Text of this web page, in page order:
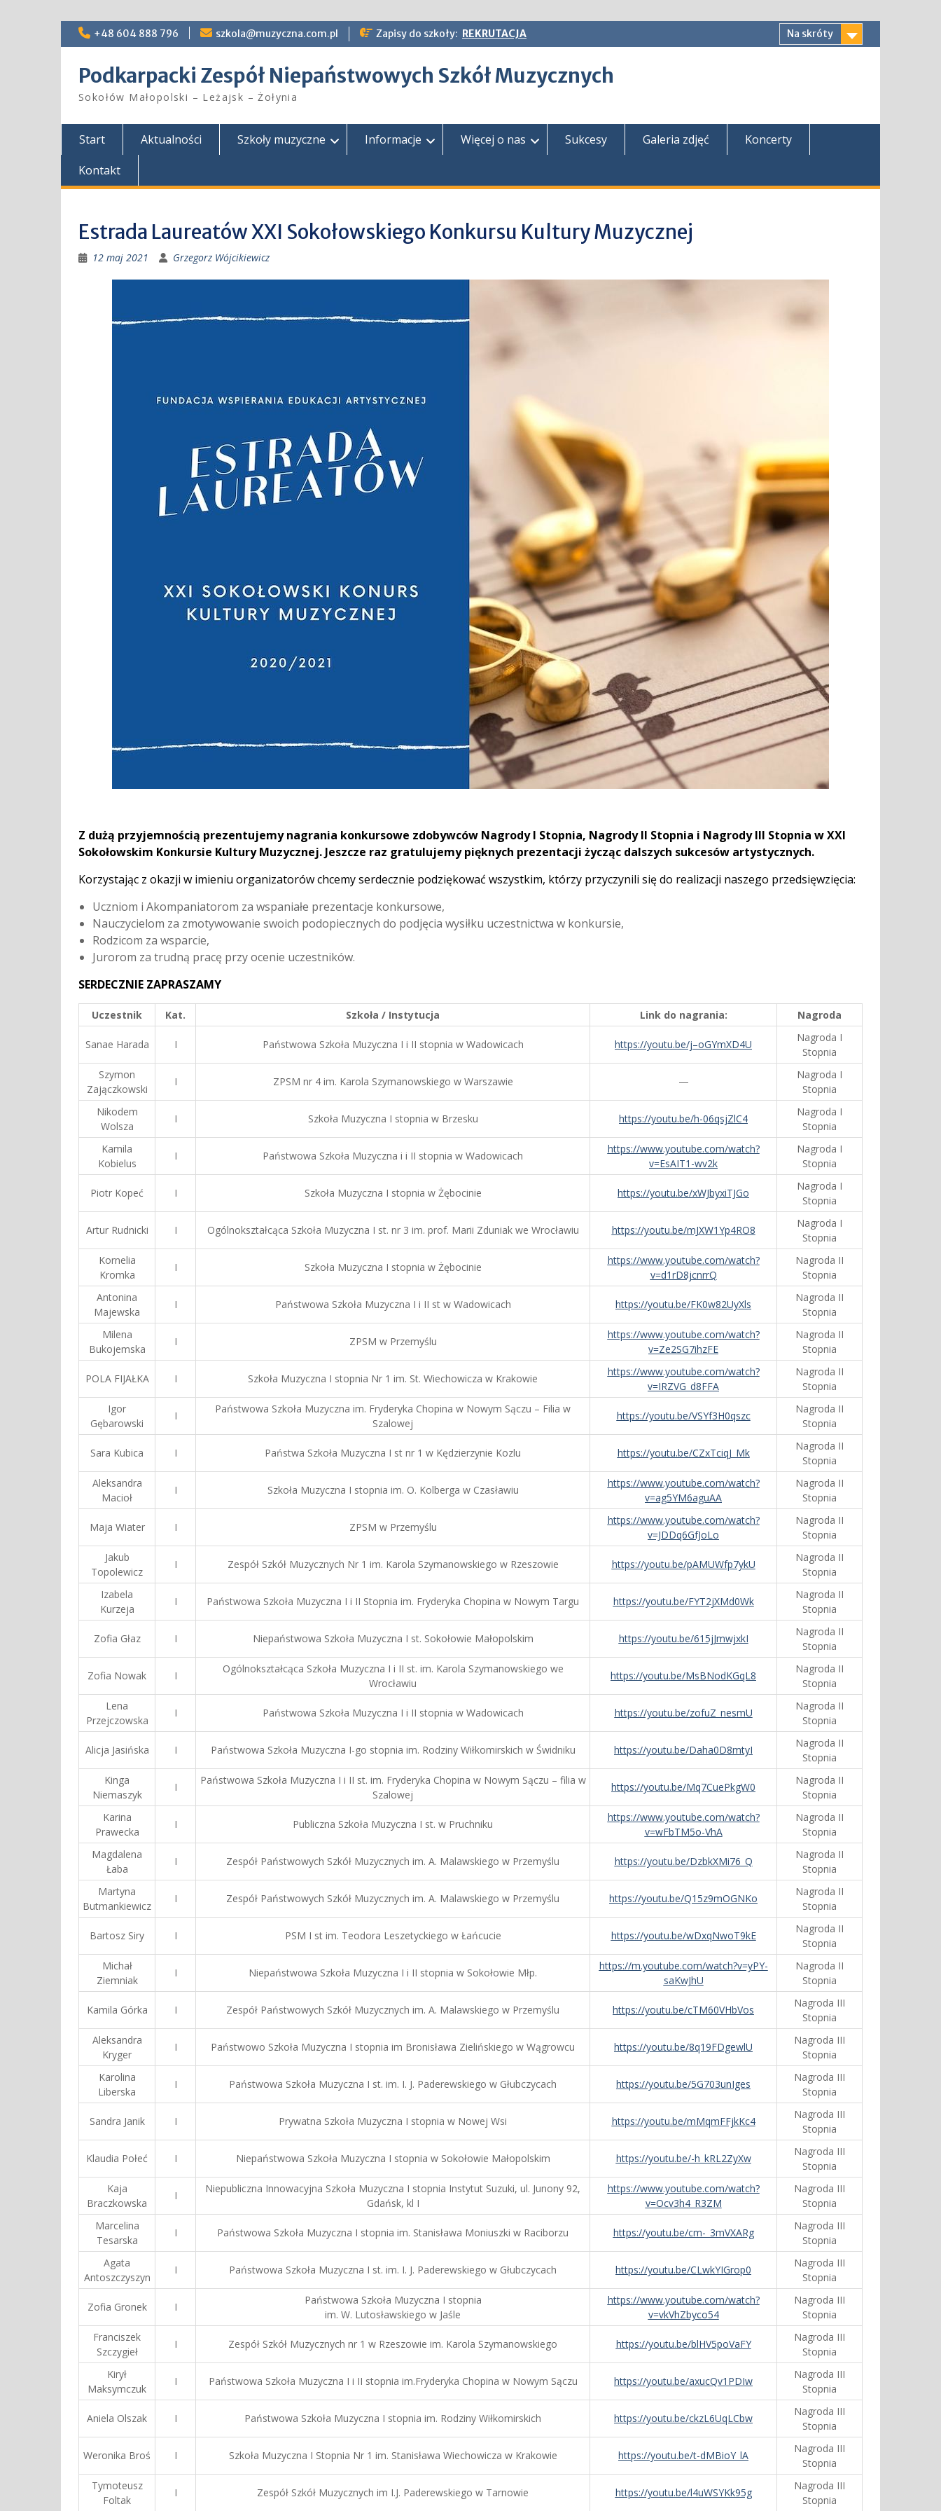
Skip
+48 604 888 796 szkola@muzyczna.com.pl Zapisy do szkoły: REKRUTACJA Na skróty
Podkarpacki Zespół Niepaństwowych Szkół Muzycznych
Sokołów Małopolski – Leżajsk – Żołynia
Start Aktualności Szkoły muzyczne Informacje Więcej o nas Sukcesy Galeria zdjęć
Koncerty
Kontakt
Estrada Laureatów XXI Sokołowskiego Konkursu Kultury Muzycznej
12 maj 2021 Grzegorz Wójcikiewicz
Z dużą przyjemnością prezentujemy nagrania konkursowe zdobywców Nagrody I Stopnia, Nagrody II Stopnia i Nagrody III Stopnia w XXI
Sokołowskim Konkursie Kultury Muzycznej. Jeszcze raz gratulujemy pięknych prezentacji życząc dalszych sukcesów artystycznych.
Korzystając z okazji w imieniu organizatorów chcemy serdecznie podziękować wszystkim, którzy przyczynili się do realizacji naszego przedsięwzięcia:
Uczniom i Akompaniatorom za wspaniałe prezentacje konkursowe,
Nauczycielom za zmotywowanie swoich podopiecznych do podjęcia wysiłku uczestnictwa w konkursie,
Rodzicom za wsparcie,
Jurorom za trudną pracę przy ocenie uczestników.
SERDECZNIE ZAPRASZAMY
Uczestnik Kat. Szkoła / Instytucja Link do nagrania: Nagroda
Sanae Harada I Państwowa Szkoła Muzyczna I i II stopnia w Wadowicach https://youtu.be/j–oGYmXD4U
Nagroda I
Stopnia
Szymon
Zajączkowski
I ZPSM nr 4 im. Karola Szymanowskiego w Warszawie —
Nagroda I
Stopnia
Nikodem
Wolsza
I Szkoła Muzyczna I stopnia w Brzesku https://youtu.be/h-06qsjZlC4
Nagroda I
Stopnia
Kamila
Kobielus
I Państwowa Szkoła Muzyczna i i II stopnia w Wadowicach
https://www.youtube.com/watch?
v=EsAIT1-wv2k
Nagroda I
Stopnia
Piotr Kopeć I Szkoła Muzyczna I stopnia w Żębocinie https://youtu.be/xWJbyxiTJGo
Nagroda I
Stopnia
Artur Rudnicki I Ogólnokształcąca Szkoła Muzyczna I st. nr 3 im. prof. Marii Zduniak we Wrocławiu https://youtu.be/mJXW1Yp4RO8
Nagroda I
Stopnia
Kornelia
Kromka
I Szkoła Muzyczna I stopnia w Żębocinie
https://www.youtube.com/watch?
v=d1rD8jcnrrQ
Nagroda II
Stopnia
Antonina
Majewska
I Państwowa Szkoła Muzyczna I i II st w Wadowicach https://youtu.be/FK0w82UyXls
Nagroda II
Stopnia
Milena
Bukojemska
I ZPSM w Przemyślu
https://www.youtube.com/watch?
v=Ze2SG7ihzFE
Nagroda II
Stopnia
POLA FIJAŁKA I Szkoła Muzyczna I stopnia Nr 1 im. St. Wiechowicza w Krakowie
https://www.youtube.com/watch?
v=IRZVG_d8FFA
Nagroda II
Stopnia
Igor
Gębarowski
I
Państwowa Szkoła Muzyczna im. Fryderyka Chopina w Nowym Sączu – Filia w
Szalowej
https://youtu.be/VSYf3H0qszc
Nagroda II
Stopnia
Sara Kubica I Państwa Szkoła Muzyczna I st nr 1 w Kędzierzynie Kozlu https://youtu.be/CZxTciqJ_Mk
Nagroda II
Stopnia
Aleksandra
Macioł
I Szkoła Muzyczna I stopnia im. O. Kolberga w Czasławiu
https://www.youtube.com/watch?
v=ag5YM6aguAA
Nagroda II
Stopnia
Maja Wiater I ZPSM w Przemyślu
https://www.youtube.com/watch?
v=JDDq6GfJoLo
Nagroda II
Stopnia
Jakub
Topolewicz
I Zespół Szkół Muzycznych Nr 1 im. Karola Szymanowskiego w Rzeszowie https://youtu.be/pAMUWfp7ykU
Nagroda II
Stopnia
Izabela
Kurzeja
I Państwowa Szkoła Muzyczna I i II Stopnia im. Fryderyka Chopina w Nowym Targu https://youtu.be/FYT2jXMd0Wk
Nagroda II
Stopnia
Zofia Głaz I Niepaństwowa Szkoła Muzyczna I st. Sokołowie Małopolskim https://youtu.be/615jJmwjxkI
Nagroda II
Stopnia
Zofia Nowak I
Ogólnokształcąca Szkoła Muzyczna I i II st. im. Karola Szymanowskiego we
Wrocławiu
https://youtu.be/MsBNodKGqL8
Nagroda II
Stopnia
Lena
Przejczowska
I Państwowa Szkoła Muzyczna I i II stopnia w Wadowicach https://youtu.be/zofuZ_nesmU
Nagroda II
Stopnia
Alicja Jasińska I Państwowa Szkoła Muzyczna I-go stopnia im. Rodziny Wiłkomirskich w Świdniku https://youtu.be/Daha0D8mtyI
Nagroda II
Stopnia
Kinga
Niemaszyk
I
Państwowa Szkoła Muzyczna I i II st. im. Fryderyka Chopina w Nowym Sączu – filia w
Szalowej
https://youtu.be/Mq7CuePkgW0
Nagroda II
Stopnia
Karina
Prawecka
I Publiczna Szkoła Muzyczna I st. w Pruchniku
https://www.youtube.com/watch?
v=wFbTM5o-VhA
Nagroda II
Stopnia
Magdalena
Łaba
I Zespół Państwowych Szkół Muzycznych im. A. Malawskiego w Przemyślu https://youtu.be/DzbkXMi76_Q
Nagroda II
Stopnia
Martyna
Butmankiewicz
I Zespół Państwowych Szkół Muzycznych im. A. Malawskiego w Przemyślu https://youtu.be/Q15z9mOGNKo
Nagroda II
Stopnia
Bartosz Siry I PSM I st im. Teodora Leszetyckiego w Łańcucie https://youtu.be/wDxqNwoT9kE
Nagroda II
Stopnia
Michał
Ziemniak
I Niepaństwowa Szkoła Muzyczna I i II stopnia w Sokołowie Młp.
https://m.youtube.com/watch?v=yPY-
saKwJhU
Nagroda II
Stopnia
Kamila Górka I Zespół Państwowych Szkół Muzycznych im. A. Malawskiego w Przemyślu https://youtu.be/cTM60VHbVos
Nagroda III
Stopnia
Aleksandra
Kryger
I Państwowo Szkoła Muzyczna I stopnia im Bronisława Zielińskiego w Wągrowcu https://youtu.be/8q19FDgewlU
Nagroda III
Stopnia
Karolina
Liberska
I Państwowa Szkoła Muzyczna I st. im. I. J. Paderewskiego w Głubczycach https://youtu.be/5G703unIges
Nagroda III
Stopnia
Sandra Janik I Prywatna Szkoła Muzyczna I stopnia w Nowej Wsi https://youtu.be/mMqmFFjkKc4
Nagroda III
Stopnia
Klaudia Połeć I Niepaństwowa Szkoła Muzyczna I stopnia w Sokołowie Małopolskim https://youtu.be/-h_kRL2ZyXw
Nagroda III
Stopnia
Kaja
Braczkowska
I
Niepubliczna Innowacyjna Szkoła Muzyczna I stopnia Instytut Suzuki, ul. Junony 92,
Gdańsk, kl I
https://www.youtube.com/watch?
v=Ocv3h4_R3ZM
Nagroda III
Stopnia
Marcelina
Tesarska
I Państwowa Szkoła Muzyczna I stopnia im. Stanisława Moniuszki w Raciborzu https://youtu.be/cm-_3mVXARg
Nagroda III
Stopnia
Agata
Antoszczyszyn
I Państwowa Szkoła Muzyczna I st. im. I. J. Paderewskiego w Głubczycach https://youtu.be/CLwkYIGrop0
Nagroda III
Stopnia
Zofia Gronek I
Państwowa Szkoła Muzyczna I stopnia
im. W. Lutosławskiego w Jaśle
https://www.youtube.com/watch?
v=vkVhZbyco54
Nagroda III
Stopnia
Franciszek
Szczygieł
I Zespół Szkół Muzycznych nr 1 w Rzeszowie im. Karola Szymanowskiego https://youtu.be/blHV5poVaFY
Nagroda III
Stopnia
Kirył
Maksymczuk
I Państwowa Szkoła Muzyczna I i II stopnia im.Fryderyka Chopina w Nowym Sączu https://youtu.be/axucQv1PDIw
Nagroda III
Stopnia
Aniela Olszak I Państwowa Szkoła Muzyczna I stopnia im. Rodziny Wiłkomirskich https://youtu.be/ckzL6UqLCbw
Nagroda III
Stopnia
Weronika Broś I Szkoła Muzyczna I Stopnia Nr 1 im. Stanisława Wiechowicza w Krakowie https://youtu.be/t-dMBioY_lA
Nagroda III
Stopnia
Tymoteusz
Foltak
I Zespół Szkół Muzycznych im I.J. Paderewskiego w Tarnowie https://youtu.be/l4uWSYKk95g
Nagroda III
Stopnia